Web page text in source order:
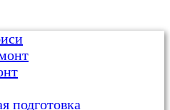
подготовка